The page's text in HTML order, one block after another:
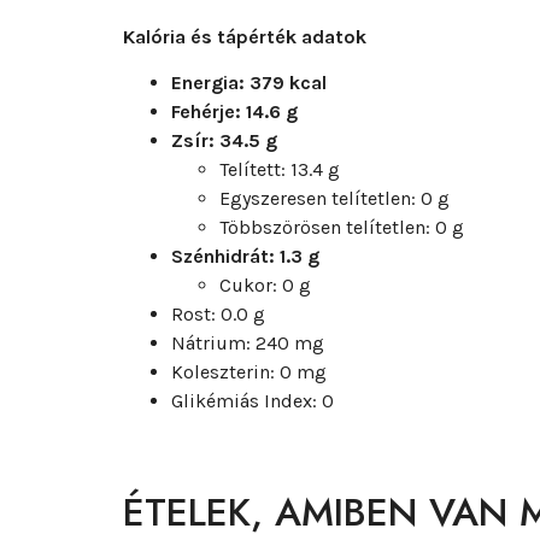
Kalória és tápérték adatok
Energia: 379 kcal
Fehérje: 14.6 g
Zsír: 34.5 g
Telített: 13.4 g
Egyszeresen telítetlen: 0 g
Többszörösen telítetlen: 0 g
Szénhidrát: 1.3 g
Cukor: 0 g
Rost: 0.0 g
Nátrium: 240 mg
Koleszterin: 0 mg
Glikémiás Index: 0
ÉTELEK, AMIBEN VAN